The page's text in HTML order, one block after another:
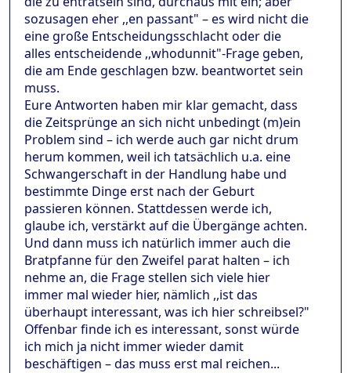
sozusagen eher ,,en passant" – es wird nicht die
eine große Entscheidungsschlacht oder die
alles entscheidende ,,whodunnit"-Frage geben,
die am Ende geschlagen bzw. beantwortet sein
muss.
Eure Antworten haben mir klar gemacht, dass
die Zeitsprünge an sich nicht unbedingt (m)ein
Problem sind – ich werde auch gar nicht drum
herum kommen, weil ich tatsächlich u.a. eine
Schwangerschaft in der Handlung habe und
bestimmte Dinge erst nach der Geburt
passieren können. Stattdessen werde ich,
glaube ich, verstärkt auf die Übergänge achten.
Und dann muss ich natürlich immer auch die
Bratpfanne für den Zweifel parat halten – ich
nehme an, die Frage stellen sich viele hier
immer mal wieder hier, nämlich ,,ist das
überhaupt interessant, was ich hier schreibsel?"
Offenbar finde ich es interessant, sonst würde
ich mich ja nicht immer wieder damit
beschäftigen – das muss erst mal reichen...